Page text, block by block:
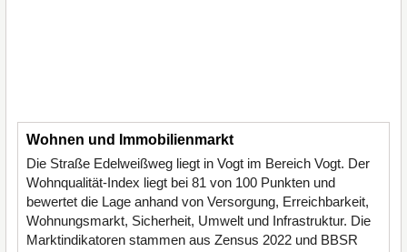
Wohnen und Immobilienmarkt
Die Straße Edelweißweg liegt in Vogt im Bereich Vogt. Der
Wohnqualität-Index liegt bei 81 von 100 Punkten und
bewertet die Lage anhand von Versorgung, Erreichbarkeit,
Wohnungsmarkt, Sicherheit, Umwelt und Infrastruktur. Die
Marktindikatoren stammen aus Zensus 2022 und BBSR